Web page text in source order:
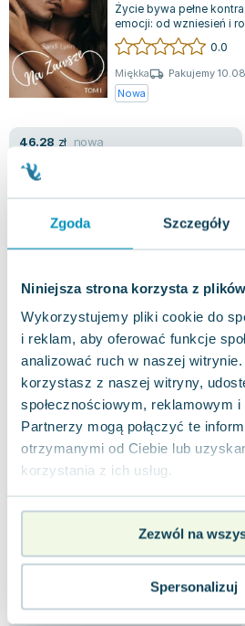
Zgoda Szczegóły
Niniejsza strona korzysta z
Wykorzystujemy pliki cookie do
i reklam, aby oferować funkcje
analizować ruch w naszej
korzystasz z naszej witryny,
społecznościowym, reklamowym
Partnerzy mogą połączyć te
otrzymanymi od Ciebie lub
korzystania z ich usług.
Zezwól na
Spersonalizuj
Życie bywa pełne
emocji: od wzniesień i
balansując między
0.0
Miękka
Pakujemy 10.08
Nowa
46.28 zł nowa
Zdrada i samotność to
0.0
Miękka
Pakujemy 10.08
46.28zł nowa
Dwa serca. Dwie
Empik Go, 2022 | Sandi
ukojenie. Nazywam się
bratem, Oliverem,
Nowa